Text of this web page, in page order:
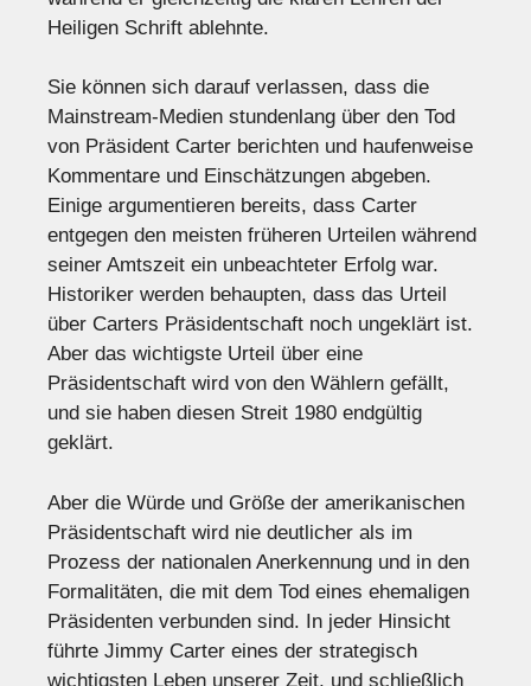
Heiligen Schrift ablehnte.
Sie können sich darauf verlassen, dass die
Mainstream-Medien stundenlang über den Tod
von Präsident Carter berichten und haufenweise
Kommentare und Einschätzungen abgeben.
Einige argumentieren bereits, dass Carter
entgegen den meisten früheren Urteilen während
seiner Amtszeit ein unbeachteter Erfolg war.
Historiker werden behaupten, dass das Urteil
über Carters Präsidentschaft noch ungeklärt ist.
Aber das wichtigste Urteil über eine
Präsidentschaft wird von den Wählern gefällt,
und sie haben diesen Streit 1980 endgültig
geklärt.
Aber die Würde und Größe der amerikanischen
Präsidentschaft wird nie deutlicher als im
Prozess der nationalen Anerkennung und in den
Formalitäten, die mit dem Tod eines ehemaligen
Präsidenten verbunden sind. In jeder Hinsicht
führte Jimmy Carter eines der strategisch
wichtigsten Leben unserer Zeit, und schließlich